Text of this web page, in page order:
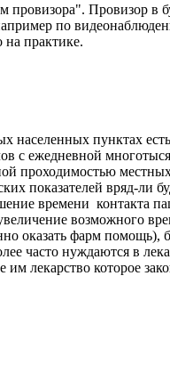
Провизор в
по
на практике.
населенных пунктах
с ежедневной
проходимостью
показателей вряд-ли
времени контакта
возможного
оказать фарм помощь),
часто нуждаются в
лекарство которое